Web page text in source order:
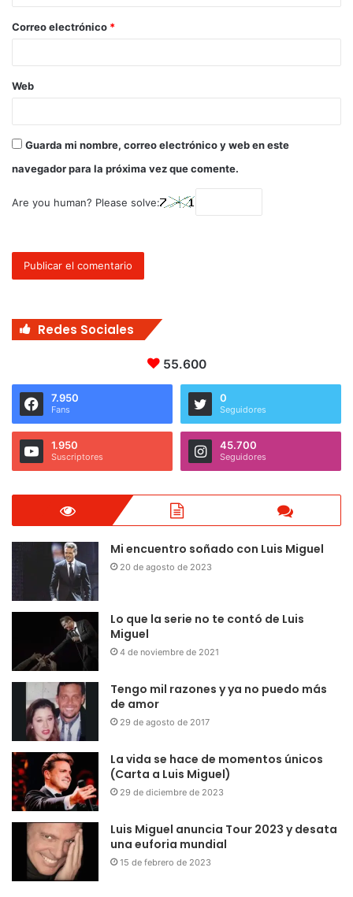
Correo electrónico *
Web
Guarda mi nombre, correo electrónico y web en este
navegador para la próxima vez que comente.
Are you human? Please solve:
Redes Sociales
55.600
7.950
Fans
0
Seguidores
1.950
Suscriptores
45.700
Seguidores
Mi encuentro soñado con Luis Miguel
20 de agosto de 2023
Lo que la serie no te contó de Luis
Miguel
4 de noviembre de 2021
Tengo mil razones y ya no puedo más
de amor
29 de agosto de 2017
La vida se hace de momentos únicos
(Carta a Luis Miguel)
29 de diciembre de 2023
Luis Miguel anuncia Tour 2023 y desata
una euforia mundial
15 de febrero de 2023